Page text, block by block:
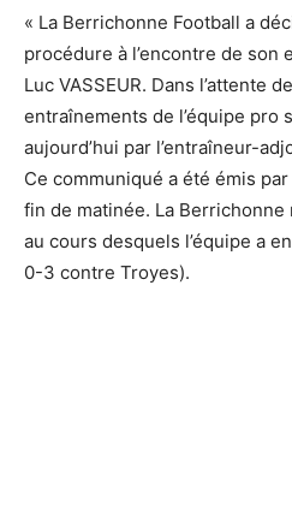
« La Berrichonne Football a
procédure à l’encontre de
Luc VASSEUR. Dans l’attente
entraînements de l’équipe pro
aujourd’hui par l’entraîneur-
Ce communiqué a été émis
fin de matinée. La
au cours desquels l’équipe a
0-3 contre Troyes).